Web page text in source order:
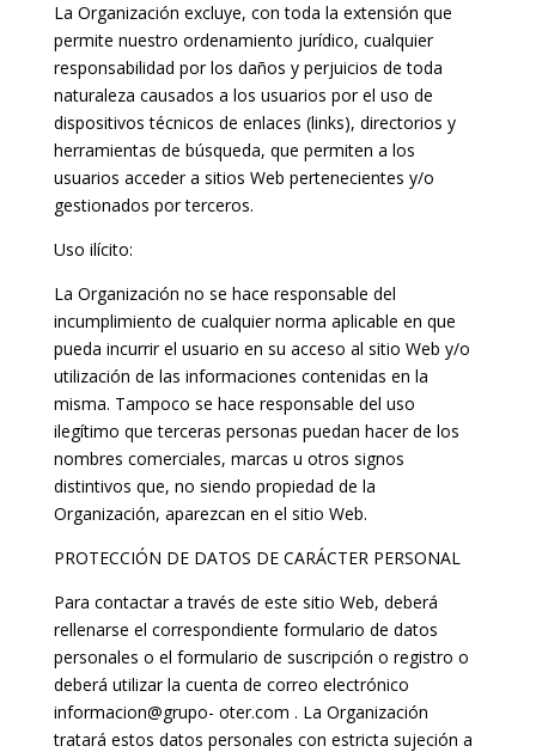
La Organización excluye, con toda la extensión que
permite nuestro ordenamiento jurídico, cualquier
responsabilidad por los daños y perjuicios de toda
naturaleza causados a los usuarios por el uso de
dispositivos técnicos de enlaces (links), directorios y
herramientas de búsqueda, que permiten a los
usuarios acceder a sitios Web pertenecientes y/o
gestionados por terceros.
Uso ilícito:
La Organización no se hace responsable del
incumplimiento de cualquier norma aplicable en que
pueda incurrir el usuario en su acceso al sitio Web y/o
utilización de las informaciones contenidas en la
misma. Tampoco se hace responsable del uso
ilegítimo que terceras personas puedan hacer de los
nombres comerciales, marcas u otros signos
distintivos que, no siendo propiedad de la
Organización, aparezcan en el sitio Web.
PROTECCIÓN DE DATOS DE CARÁCTER PERSONAL
Para contactar a través de este sitio Web, deberá
rellenarse el correspondiente formulario de datos
personales o el formulario de suscripción o registro o
deberá utilizar la cuenta de correo electrónico
informacion@grupo- oter.com . La Organización
tratará estos datos personales con estricta sujeción a